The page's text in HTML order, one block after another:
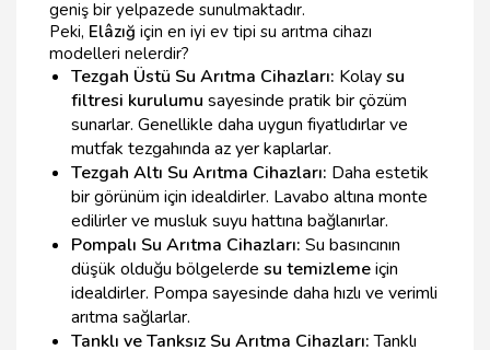
geniş bir yelpazede sunulmaktadır.
Peki, Elâzığ için en iyi ev tipi su arıtma cihazı
modelleri nelerdir?
Tezgah Üstü Su Arıtma Cihazları: Kolaysu
filtresi kurulumu sayesinde pratik bir çözüm
sunarlar. Genellikle daha uygun fiyatlıdırlar ve
mutfak tezgahında az yer kaplarlar.
Tezgah Altı Su Arıtma Cihazları: Daha estetik
bir görünüm için idealdirler. Lavabo altına monte
edilirler ve musluk suyu hattına bağlanırlar.
Pompalı Su Arıtma Cihazları: Su basıncının
düşük olduğu bölgelerde su temizlemeiçin
idealdirler. Pompa sayesinde daha hızlı ve verimli
arıtma sağlarlar.
Tanklı ve Tanksız Su Arıtma Cihazları:Tanklı